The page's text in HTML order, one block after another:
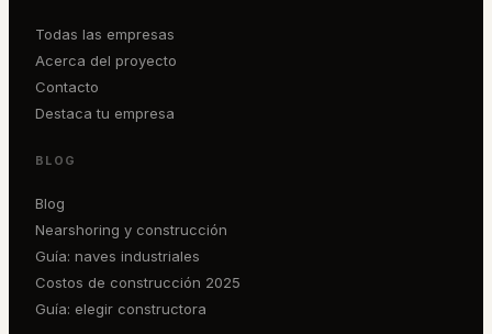
Todas las empresas
Acerca del proyecto
Contacto
Destaca tu empresa
BLOG
Blog
Nearshoring y construcción
Guía: naves industriales
Costos de construcción 2025
Guía: elegir constructora